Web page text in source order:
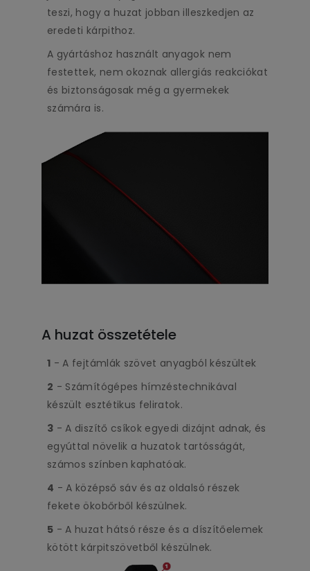
teszi, hogy a huzat jobban illeszkedjen az
eredeti kárpithoz.
A gyártáshoz használt anyagok nem
festettek, nem okoznak allergiás reakciókat
és biztonságosak még a gyermekek
számára is.
A huzat összetétele
1 - A fejtámlák szövet anyagból készültek
2 - Számítógépes hímzéstechnikával
készült esztétikus feliratok.
3 - A diszítő csíkok egyedi dizájnt adnak, és
egyúttal növelik a huzatok tartósságát,
számos színben kaphatóak.
4 - A középső sáv és az oldalsó részek
fekete ökobőrből készülnek.
5 - A huzat hátsó része és a díszítőelemek
kötött kárpitszövetből készülnek.